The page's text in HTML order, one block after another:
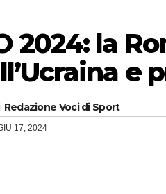
2024: la
e
Redazione Voci di Sport
17, 2024